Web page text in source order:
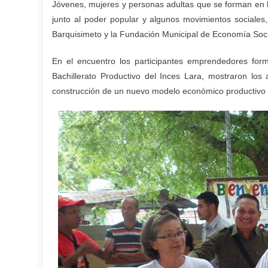
Jóvenes, mujeres y personas adultas que se forman
junto al poder popular y algunos movimientos
Barquisimeto y la Fundación Municipal de Economía
En el encuentro los participantes emprendedores
Bachillerato Productivo del Inces Lara, mostraron
construcción de un nuevo modelo económico